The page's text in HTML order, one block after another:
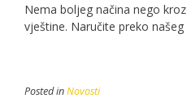
Nema boljeg načina nego
vještine. Naručite preko našeg
Posted inNovosti